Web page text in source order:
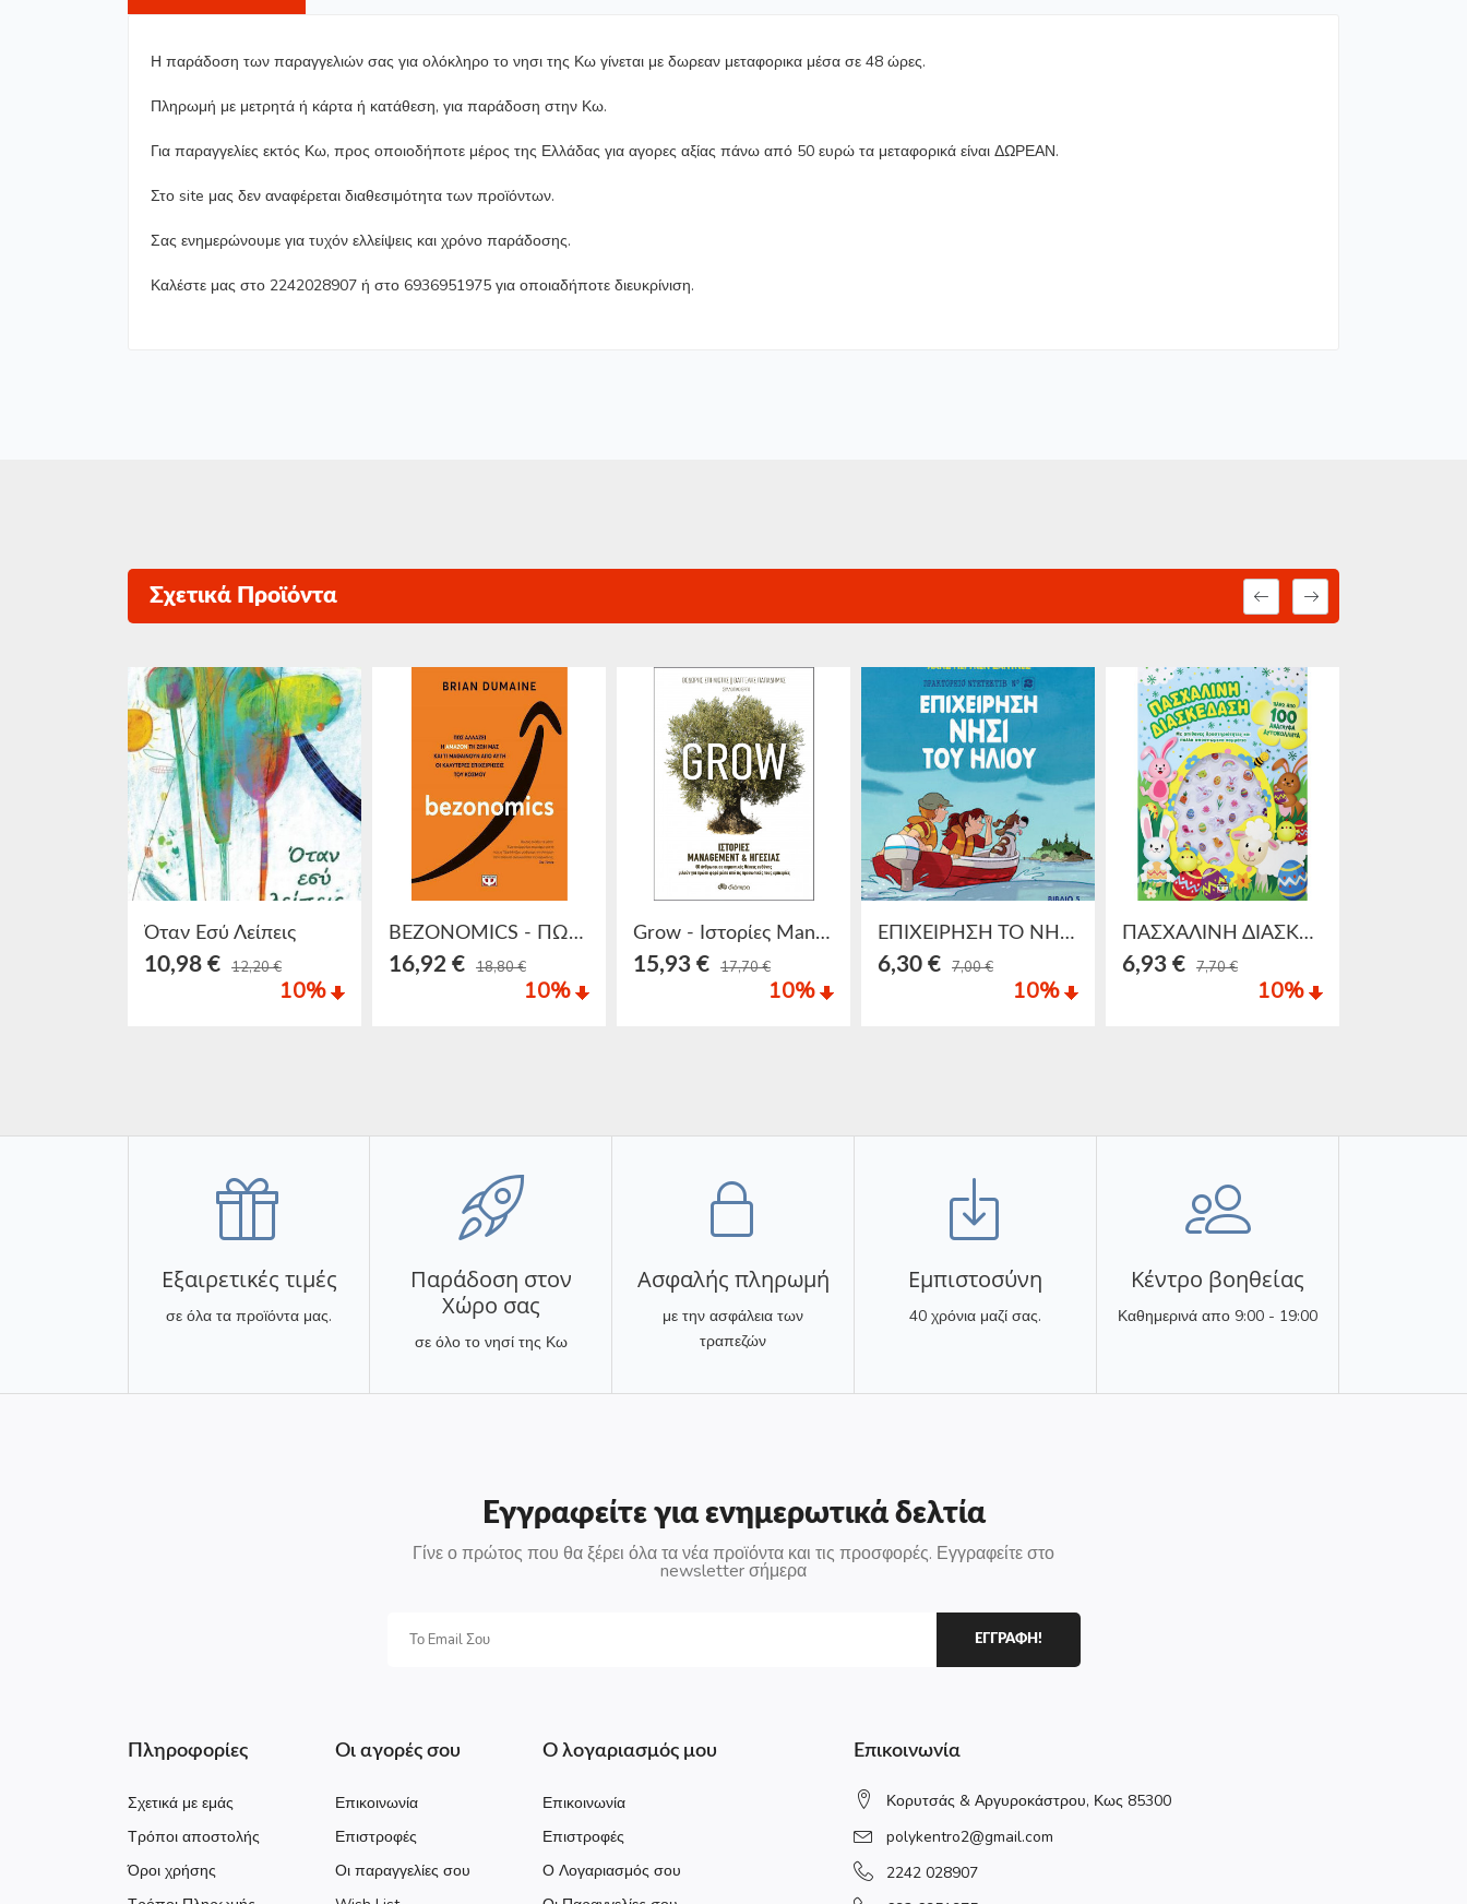
Η παράδοση των παραγγελιών σας για ολόκληρο το νησι της Κω γίνεται με δωρεαν μεταφορικα μέσα σε 48 ώρες.
Πληρωμή με μετρητά ή κάρτα ή κατάθεση, για παράδοση στην Κω.
Για παραγγελίες εκτός Κω, προς οποιοδήποτε μέρος της Ελλάδας για αγορες αξίας πάνω από 50 ευρώ τα μεταφορικά είναι ΔΩΡΕΑΝ.
Στο site μας δεν αναφέρεται διαθεσιμότητα των προϊόντων.
Σας ενημερώνουμε για τυχόν ελλείψεις και χρόνο παράδοσης.
Καλέστε μας στο 2242028907 ή στο 6936951975 για οποιαδήποτε διευκρίνιση.
Σχετικά Προϊόντα
Όταν Εσύ Λείπεις
10,98 € 12,20 €
10%
BEZONOMICS - ΠΩΣ ΑΛΛΑΖΕΙ Η AMAZON ΤΗ ΖΩΗ ΜΑΣ
16,92 € 18,80 €
10%
Grow - Ιστορίες Management & Ηγεσίας
15,93 € 17,70 €
10%
ΕΠΙΧΕΙΡΗΣΗ ΤΟ ΝΗΣΙ ΤΟΥ ΗΛΙΟΥ
6,30 € 7,00 €
10%
ΠΑΣΧΑΛΙΝΗ ΔΙΑΣΚΕΔΑΣΗ ΜΕ ΑΝΑΓΛΥΦΑ ΑΥΤΟΚΟΛΛΗΤΑ
6,93 € 7,70 €
10%
Εξαιρετικές τιμές
σε όλα τα προϊόντα μας.
Παράδοση στον
Χώρο σας
σε όλο το νησί της Κω
Ασφαλής πληρωμή
με την ασφάλεια των
τραπεζών
Eμπιστοσύνη
40 χρόνια μαζί σας.
Κέντρο βοηθείας
Καθημερινά απο 9:00 - 19:00
Εγγραφείτε για ενημερωτικά δελτία
Γίνε ο πρώτος που θα ξέρει όλα τα νέα προϊόντα και τις προσφορές. Εγγραφείτε στο
newsletter σήμερα
ΕΓΓΡΑΦΗ!
Πληροφορίες
Σχετικά με εμάς
Τρόποι αποστολής
Όροι χρήσης
Οι αγορές σου
Επικοινωνία
Επιστροφές
Οι παραγγελίες σου
Ο λογαριασμός μου
Επικοινωνία
Επιστροφές
Ο Λογαριασμός σου
Επικοινωνία
Κορυτσάς & Αργυροκάστρου, Κως 85300
polykentro2@gmail.com
2242 028907